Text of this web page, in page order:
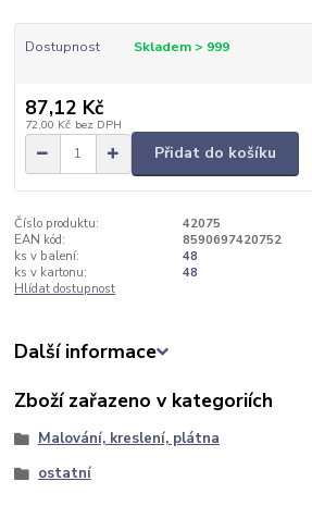
Dostupnost Skladem > 999
87,12 Kč
72,00 Kč bez DPH
Přidat do košíku
Číslo produktu:
42075
EAN kód:
8590697420752
ks v balení:
48
ks v kartonu:
48
Hlídat dostupnost
Další informace
Zboží zařazeno v kategoriích
Malování, kreslení, plátna
ostatní